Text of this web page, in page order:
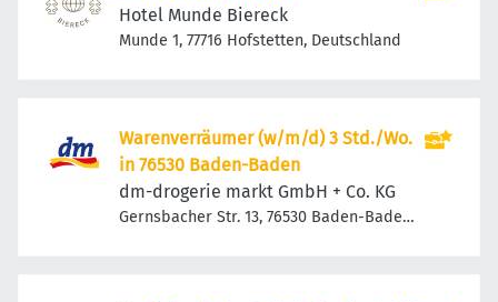
Hotel Munde Biereck
Munde 1, 77716 Hofstetten, Deutschland
Warenverräumer (w/m/d) 3 Std./Wo.
in 76530 Baden-Baden
dm-drogerie markt GmbH + Co. KG
Gernsbacher Str. 13, 76530 Baden-Baden,